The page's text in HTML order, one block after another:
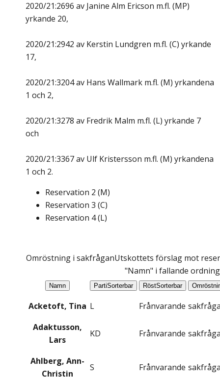
2020/21:2696 av Janine Alm Ericson m.fl. (MP)
yrkande 20,
2020/21:2942 av Kerstin Lundgren m.fl. (C) yrkande
17,
2020/21:3204 av Hans Wallmark m.fl. (M) yrkandena
1 och 2,
2020/21:3278 av Fredrik Malm m.fl. (L) yrkande 7
och
2020/21:3367 av Ulf Kristersson m.fl. (M) yrkandena
1 och 2.
Reservation 2 (M)
Reservation 3 (C)
Reservation 4(L)
Omröstning i sakfråganUtskottets förslag mot
"Namn" i fallande ordning
Namn PartiSorterbar RöstSorterbar
Acketoft, Tina L Frånvarande
Adaktusson,
Lars
KD Frånvarande
Ahlberg, Ann-
Christin
S Frånvarande